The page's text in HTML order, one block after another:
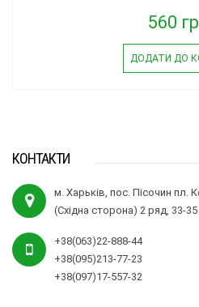
560
ДОДАТИ ДО
КОНТАКТИ
м. Харьків, пос. Пісочин пл.
(Східна сторона) 2 ряд, 33-35
+38(063)22-888-44
+38(095)213-77-23
+38(097)17-557-32